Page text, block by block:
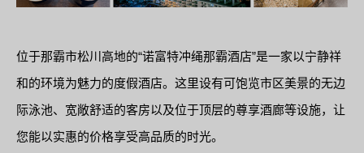
位于那霸市松川高地的“诺富特冲绳那霸酒店”是一家以宁静祥
和的环境为魅力的度假酒店。这里设有可饱览市区美景的无边
际泳池、宽敞舒适的客房以及位于顶层的尊享酒廊等设施，让
您能以实惠的价格享受高品质的时光。